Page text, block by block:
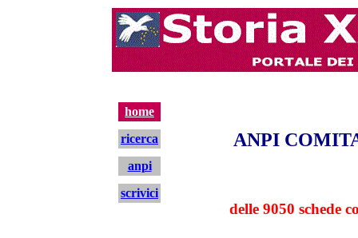
home
ANPI
delle 9050 schede
ricerca
anpi
scrivici